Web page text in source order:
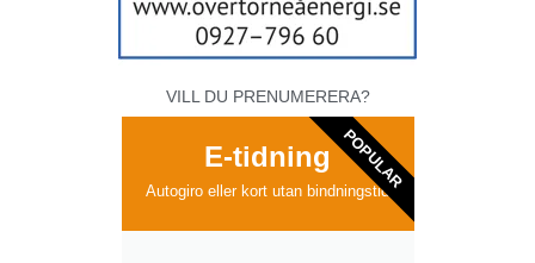
VILL DU PRENUMERERA?
E-tidning
Autogiro eller kort utan bindningstid
POPULAR